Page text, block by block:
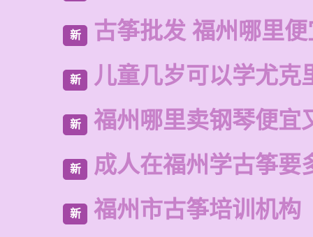
新 古筝批发 福州哪里便
新 儿童几岁可以学尤克
新 福州哪里卖钢琴便宜
新 成人在福州学古筝要
新 福州市古筝培训机构